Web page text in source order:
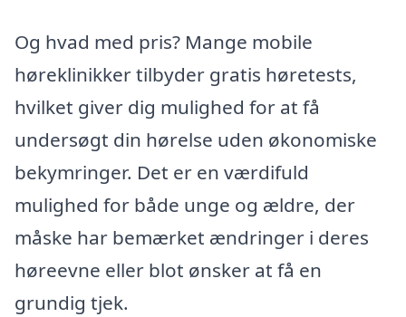
Og hvad med pris? Mange mobile
høreklinikker tilbyder gratis høretests,
hvilket giver dig mulighed for at få
undersøgt din hørelse uden økonomiske
bekymringer. Det er en værdifuld
mulighed for både unge og ældre, der
måske har bemærket ændringer i deres
høreevne eller blot ønsker at få en
grundig tjek.